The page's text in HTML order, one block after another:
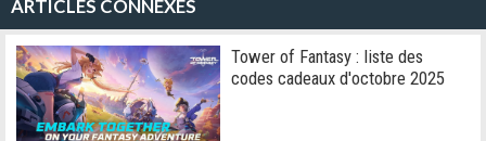
ARTICLES CONNEXES
Tower of Fantasy : liste des
codes cadeaux d'octobre 2025